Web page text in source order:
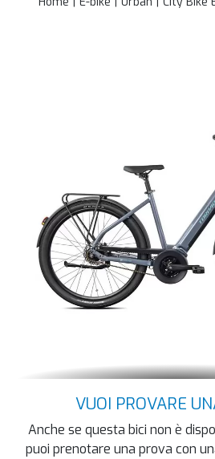
VUOI PROVARE
Anche se questa bici non è
puoi prenotare una prova con